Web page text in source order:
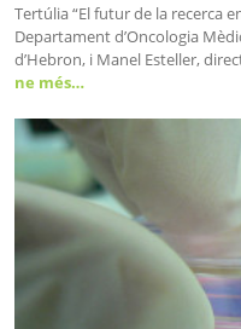
Tertúlia “El futur de la recerca
Departament d’Oncologia
d’Hebron, i Manel Esteller,
ne més…